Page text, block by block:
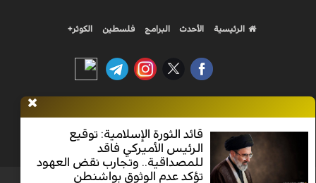
قائد الثورة الإسلامية: توقيع
الرئيس الأميركي فاقد
للمصداقية.. وتجارب نقض العهود
تؤكد عدم الوثوق بواشنطن
الرئيسية الأحدث البرامج فلسطين الكوثر+
Nilesat 11900 V | Badr 8 11747 V | Badr5 12284 V
جميع الحقوق محفوظة